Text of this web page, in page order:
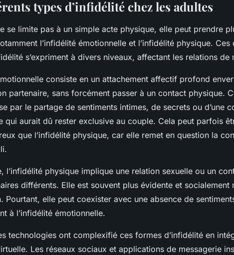
types d’infidélité chez les adultes
se limite pas à un simple acte physique, elle peut prendre
l’infidélité émotionnelle et l’infidélité physique. Ces
s’expriment à divers niveaux, affectant les relations de
consiste en un attachement affectif profond
partenaire, sans forcément passer à un contact physique.
par le partage de sentiments intimes, de secrets ou d’une
qui aurait dû rester exclusive au couple. Cela peut parfois
que l’infidélité physique, car elle remet en question la
l’infidélité physique implique une relation sexuelle ou un
différents. Elle est souvent plus évidente et socialement
Pourtant, elle peut coexister avec une absence de
à l’infidélité émotionnelle.
technologies ont complexifié ces formes d’infidélité en
Les réseaux sociaux et applications de messagerie